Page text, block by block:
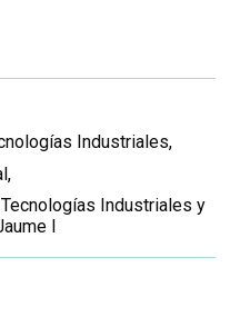
Industriales
Industriales y
I